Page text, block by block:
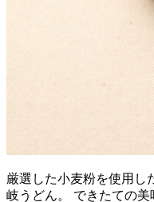
厳選した小麦粉を使用し
岐うどん。 できたての美